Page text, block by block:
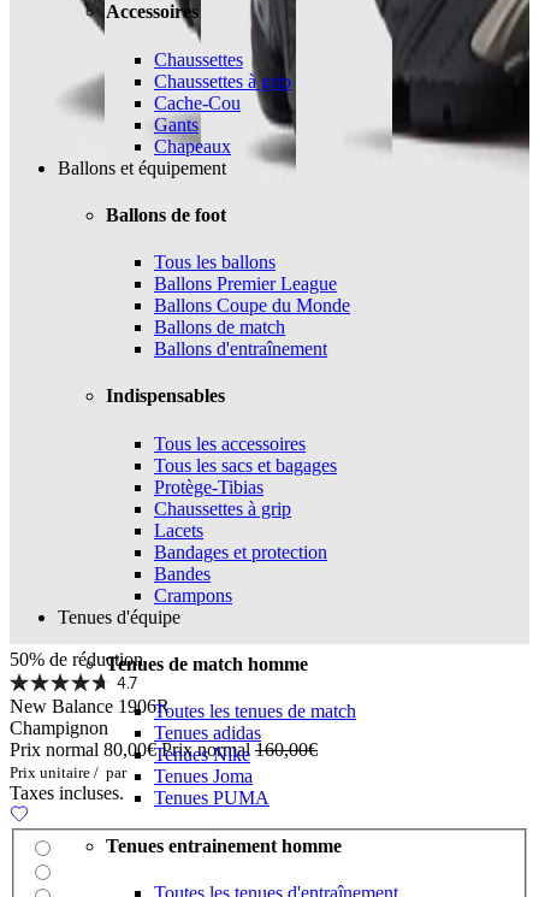
Accessoires
Chaussettes
Chaussettes à grip
Cache-Cou
Gants
Chapeaux
Ballons et équipement
Ballons de foot
Tous les ballons
Ballons Premier League
Ballons Coupe du Monde
Ballons de match
Ballons d'entraînement
Indispensables
Tous les accessoires
Tous les sacs et bagages
Protège-Tibias
Chaussettes à grip
Lacets
Bandages et protection
Bandes
Crampons
Tenues d'équipe
Tenues de match homme
Toutes les tenues de match
Tenues adidas
Tenues Nike
Tenues Joma
Tenues PUMA
Tenues entrainement homme
Toutes les tenues d'entraînement
50% de réduction
4.7
New Balance 1906R
Champignon
Prix normal 80,00€Prix normal 160,00€
Prix unitaire / par
Taxes incluses.